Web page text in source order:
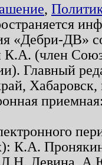
,
«Дебри-ДВ»
(член
Главный
К.А.
Левина,